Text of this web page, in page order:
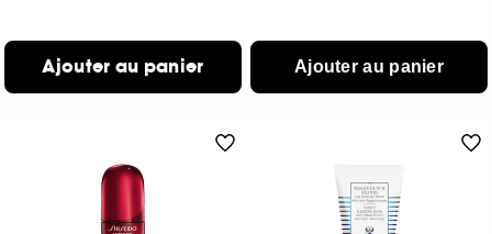
Ajouter au panier Ajouter au panier